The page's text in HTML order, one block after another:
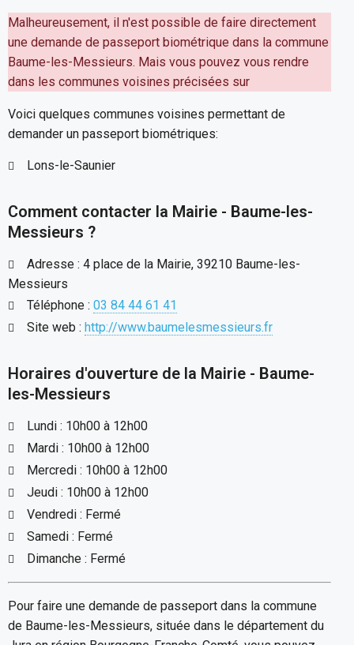
Malheureusement, il n'est possible de faire directement
une demande de passeport biométrique dans la commune
Baume-les-Messieurs. Mais vous pouvez vous rendre
dans les communes voisines précisées sur
Voici quelques communes voisines permettant de
demander un passeport biométriques:
Lons-le-Saunier
Comment contacter la Mairie - Baume-les-
Messieurs ?
Adresse : 4 place de la Mairie, 39210 Baume-les-
Messieurs
Téléphone : 03 84 44 61 41
Site web : http://www.baumelesmessieurs.fr
Horaires d'ouverture de la Mairie - Baume-
les-Messieurs
Lundi : 10h00 à 12h00
Mardi : 10h00 à 12h00
Mercredi : 10h00 à 12h00
Jeudi : 10h00 à 12h00
Vendredi : Fermé
Samedi : Fermé
Dimanche : Fermé
Pour faire une demande de passeport dans la commune
de Baume-les-Messieurs, située dans le département du